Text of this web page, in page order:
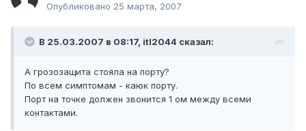
Опубликовано 25 марта, 2007
В 25.03.2007 в 08:17, itl2044 сказал:
А грозозащита стояла на порту?
По всем симптомам - каюк порту.
Порт на точке должен звонится 1 ом между всеми
контактами.